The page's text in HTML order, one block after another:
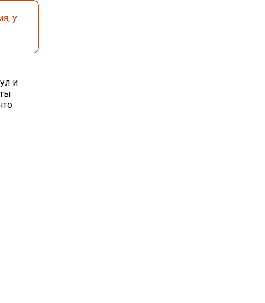
у
и